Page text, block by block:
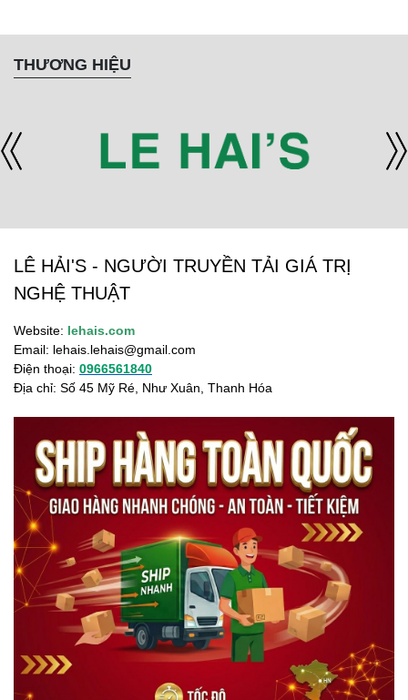
THƯƠNG HIỆU
LÊ HẢI'S - NGƯỜI TRUYỀN TẢI GIÁ TRỊ
NGHỆ THUẬT
Website: lehais.com
Email: lehais.lehais@gmail.com
Điện thoại: 0966561840
Địa chỉ: Số 45 Mỹ Ré, Như Xuân, Thanh Hóa